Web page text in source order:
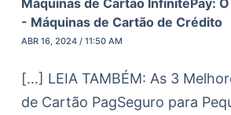
- Máquinas de Cartão de Crédito
ABR 16, 2024 / 11:50 AM
[…] LEIA TAMBÉM: As 3
de Cartão PagSeguro para